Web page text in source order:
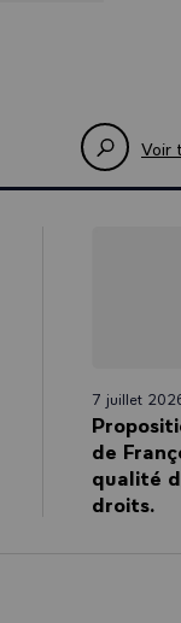
Voir
7 juillet
de
qualité
droits.